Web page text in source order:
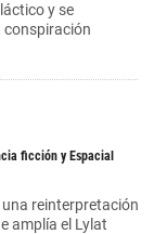
y se
conspiración
ficción y Espacial
reinterpretación
amplía el Lylat